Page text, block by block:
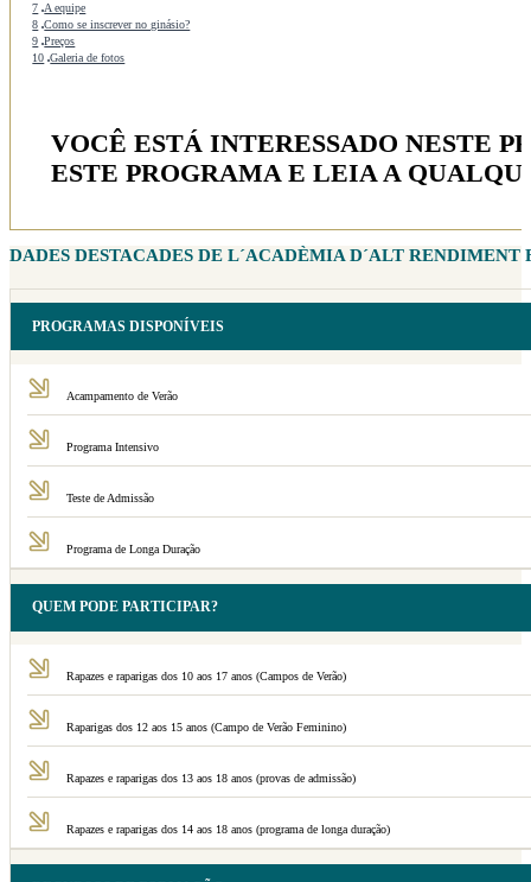
7 A equipe
8 Como se inscrever no ginásio?
9 Preços
10 Galeria de fotos
VOCÊ ESTÁ INTERESSADO NESTE
ESTE PROGRAMA E LEIA A
DADES DESTACADES DE L´ACADÈMIA D´ALT RENDIMENT
PROGRAMAS DISPONÍVEIS
Acampamento de Verão
Programa Intensivo
Teste de Admissão
Programa de Longa Duração
QUEM PODE PARTICIPAR?
Rapazes e raparigas dos 10 aos 17 anos (Campos de Verão)
Raparigas dos 12 aos 15 anos (Campo de Verão Feminino)
Rapazes e raparigas dos 13 aos 18 anos (provas de admissão)
Rapazes e raparigas dos 14 aos 18 anos (programa de longa duração)